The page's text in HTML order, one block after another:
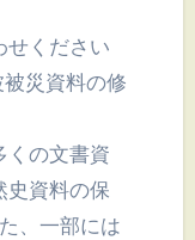
せください
災資料の修
の文書資
史資料の保
、一部には